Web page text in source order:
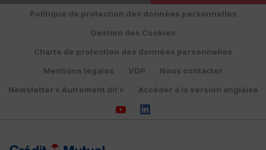
Politique de protection des données personnelles
Gestion des Cookies
Charte de protection des données personnelles
Mentions légales
VDP
Nous contacter
Newsletter « Autrement dit »
Accéder à la version anglaise